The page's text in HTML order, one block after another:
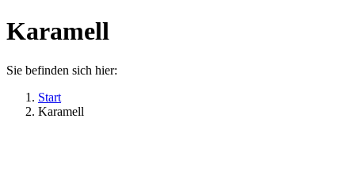
Karamell
Sie befinden sich hier:
Start
Karamell